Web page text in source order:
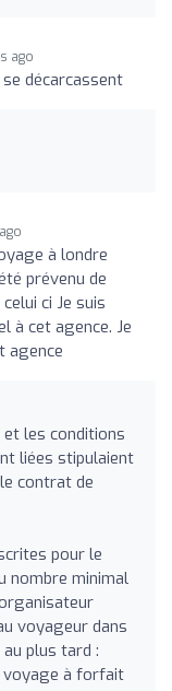
ago
décarcassent
à londre
prévenu de
ci Je suis
à cet agence. Je
agence
les conditions
liées stipulaient
contrat de
pour le
nombre minimal
voyageur dans
plus tard :
voyage à forfait